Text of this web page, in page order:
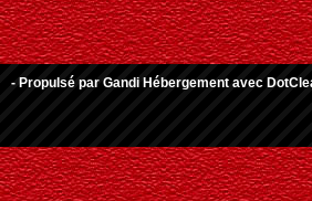
- Propulsé par Gandi Hébergement avec